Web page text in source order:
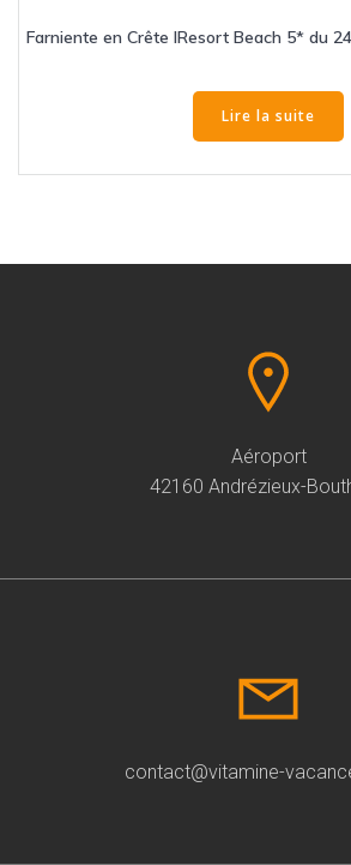
Farniente en Crête IResort Beach 5* du
Lire la suite
Aéroport
42160 Andrézieux-
contact@vitamine-